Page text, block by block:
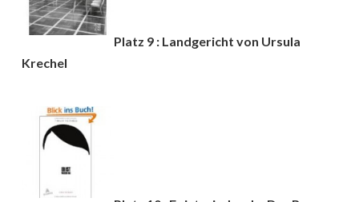
Platz 9 : Landgericht von Ursula
Krechel